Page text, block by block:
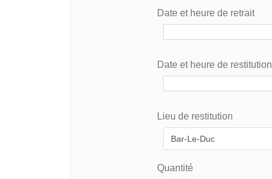
Date et heure de retrait
Date et heure de restitution
Lieu de restitution
Quantité